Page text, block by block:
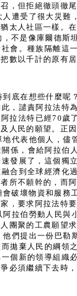
，但拒絕徹頭徹
遭受了很大災難
太人社區一樣。
不是像庫爾德斯
會。種族隔離這
數以千計的原有
底在想些什麼呢
，譴責阿拉法特
拉法特已經70歲
人民的願望。正
代表他個人，儘
係，會給阿拉伯
發展了，這個獨
合到全球經濟化
所不願幹的，而
破壞物資和服務
，要求阿拉法特要
拉伯勞動人民與
團聚的工農願望
們提出一份巴勒
拋棄人民的綱領
個新的領導組織
必須繼續下去時